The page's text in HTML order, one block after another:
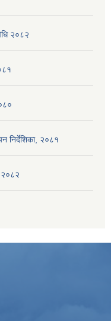
२०८२
निर्देशिका, २०८१
२०८२